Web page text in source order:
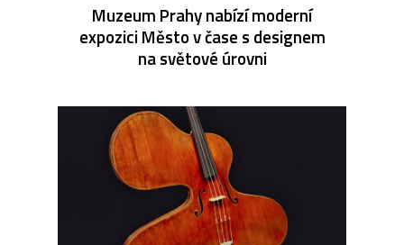
Muzeum Prahy nabízí moderní
expozici Město v čase s designem
na světové úrovni